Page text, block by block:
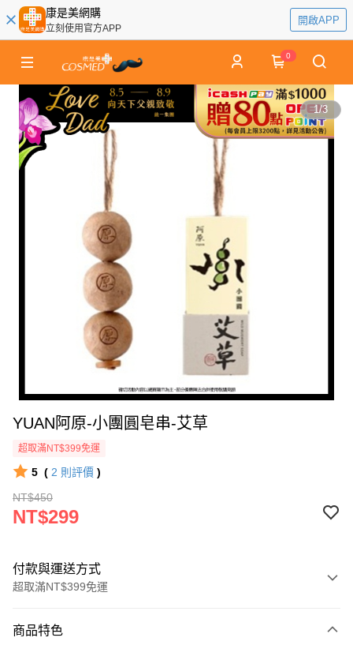
康是美網購
立刻使用官方APP
開啟APP
0
1/3
YUAN阿原-小團圓皂串-艾草
超取滿NT$399免運
5 ( 2 則評價 )
NT$450
NT$299
付款與運送方式
超取滿NT$399免運
icash Pay
商品特色